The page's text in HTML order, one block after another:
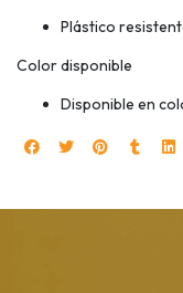
Plástico
Color disponible
Disponible en